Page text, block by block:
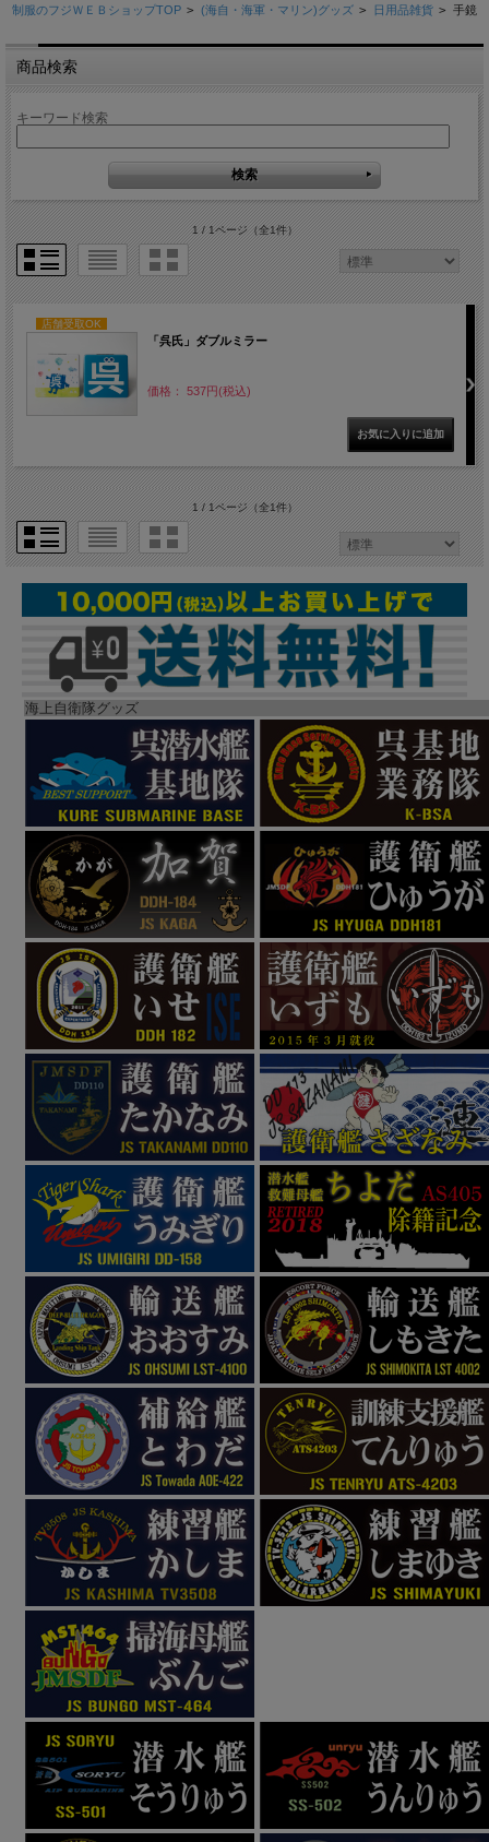
制服のフジＷＥＢショップTOP > (海自・海軍・マリン)グッズ > 日用品雑貨 > 手鏡
商品検索
キーワード検索
1 / 1ページ（全1件）
店舗受取OK
「呉氏」ダブルミラー
価格： 537円(税込)
1 / 1ページ（全1件）
海上自衛隊グッズ